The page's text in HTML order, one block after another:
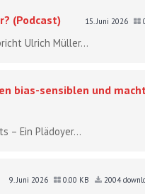
(Podcast) 15. Juni 2026
Ulrich Müller...
bias-sensiblen und
– Ein Plädoyer...
9. Juni 2026 0.00 KB 2004